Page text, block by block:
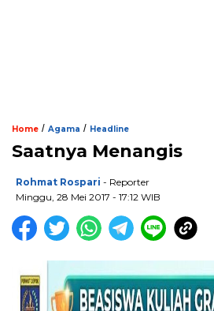
Home / Agama / Headline
Saatnya Menangis
Rohmat Rospari - Reporter
Minggu, 28 Mei 2017 - 17:12 WIB